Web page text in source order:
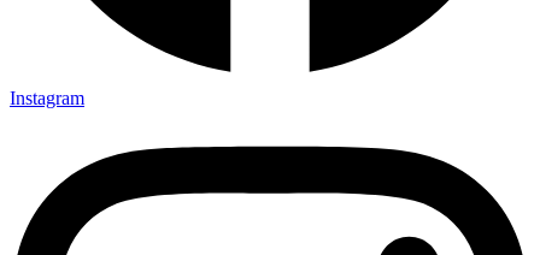
Instagram